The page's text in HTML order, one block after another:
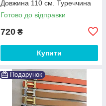
Довжина 110 см. Туреччина
Готово до відправки
720 ₴
Купити
Подарунок